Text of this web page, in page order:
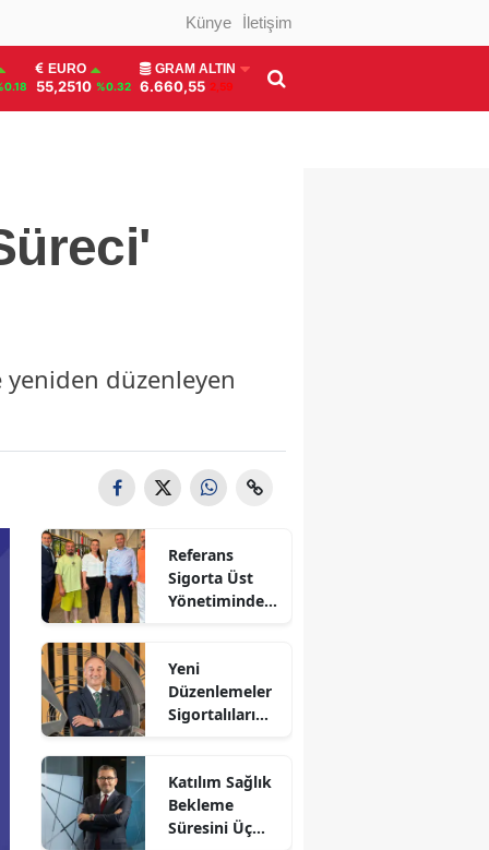
Künye İletişim
EURO
55,2510 %0.32
GRAM ALTIN
6.660,55 2,59
yeniden düzenleyen
Referans
Sigorta Üst
Yönetiminden
Yeni
Düzenlemeler
Sigortalıları
Katılım Sağlık
Bekleme
Süresini Üç